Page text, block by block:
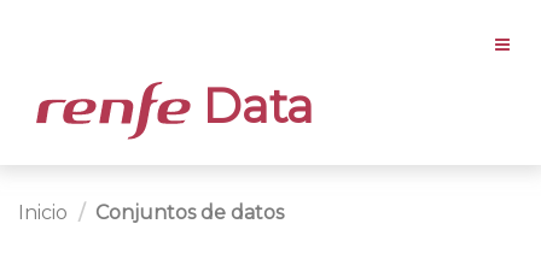
Data
Inicio Conjuntos de datos